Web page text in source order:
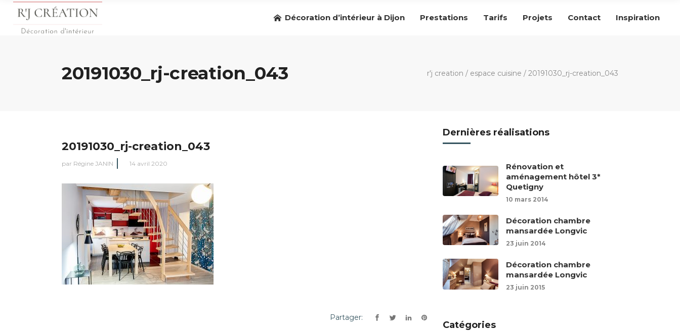
Décoration d’intérieur à Dijon Prestations Tarifs Projets Contact Inspiration
20191030_rj-creation_043 r'j creation / espace cuisine / 20191030_rj-creation_043
20191030_rj-creation_043
par Régine JANIN 14 avril 2020
Partager:
Dernières réalisations
Rénovation et
aménagement hôtel 3*
Quetigny
10 mars 2014
Décoration chambre
mansardée Longvic
23 juin 2014
Décoration chambre
mansardée Longvic
23 juin 2015
Catégories